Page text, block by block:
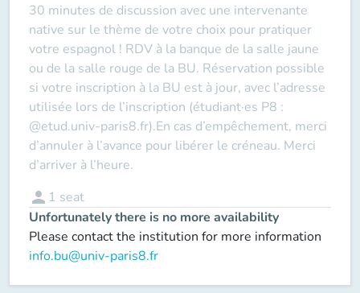
30 minutes de discussion avec une intervenante
native sur le thème de votre choix pour pratiquer
votre espagnol ! RDV à la banque de la salle jaune
ou de la salle rouge de la BU. Réservation possible
si votre inscription à la BU est à jour, avec l’adresse
utilisée lors de l’inscription (étudiant·es P8 :
@etud.univ-paris8.fr).En cas d’empêchement, merci
d’annuler à l’avance pour libérer le créneau. Merci
d’arriver à l’heure.
person 1 seat
Unfortunately there is no more availability
Please contact the institution for more information
info.bu@univ-paris8.fr